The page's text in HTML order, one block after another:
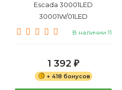
Escada 30001LED
30001W/01LED
В наличии 11
1 392 ₽
+ 418 бонусов